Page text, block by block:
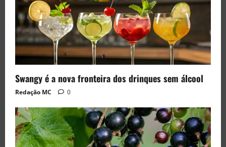
Swangy é a nova fronteira dos drinques sem álcool
Redação MC 0